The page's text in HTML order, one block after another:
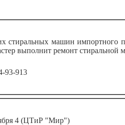
стиральных машин импортного
выполнит ремонт стиральной
93-913
4 (ЦТиР "Мир")